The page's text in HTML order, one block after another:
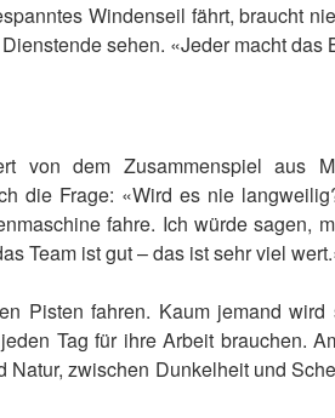
Windenseil fährt, braucht
sehen. «Jeder macht das
von dem Zusammenspiel aus
die Frage: «Wird es nie
fahre. Ich würde sagen,
Team ist gut – das ist sehr viel
Pisten fahren. Kaum jemand
Tag für ihre Arbeit brauchen.
zwischen Dunkelheit und